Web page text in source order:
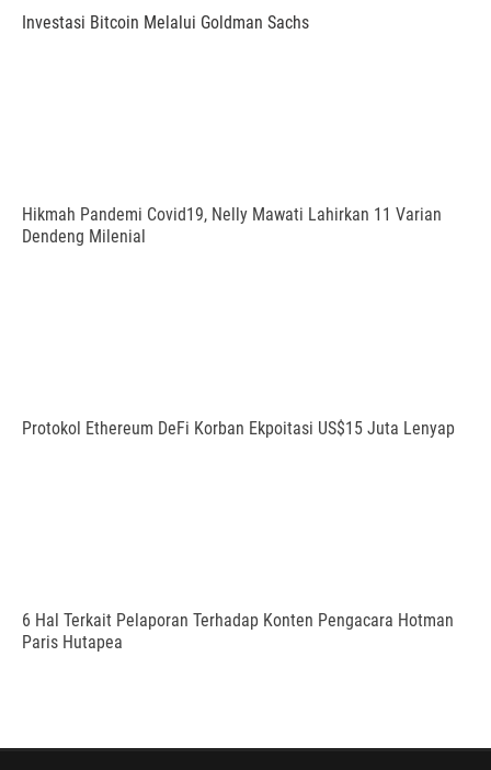
Investasi Bitcoin Melalui Goldman Sachs
Hikmah Pandemi Covid19, Nelly Mawati Lahirkan 11 Varian
Dendeng Milenial
Protokol Ethereum DeFi Korban Ekpoitasi US$15 Juta Lenyap
6 Hal Terkait Pelaporan Terhadap Konten Pengacara Hotman
Paris Hutapea